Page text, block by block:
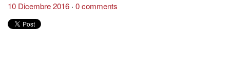
10 Dicembre 2016 0 comments